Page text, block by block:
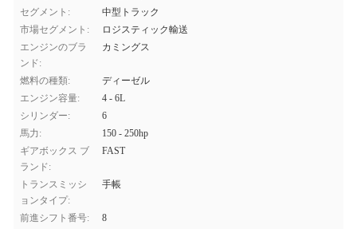
セグメント:
中型トラック
市場セグメント:
ロジスティック輸送
エンジンのブラ
ンド:
カミングス
燃料の種類:
ディーゼル
エンジン容量:
4 - 6L
シリンダー:
6
馬力:
150 - 250hp
ギアボックス ブ
ランド:
FAST
トランスミッシ
ョンタイプ:
手帳
前進シフト番号:
8